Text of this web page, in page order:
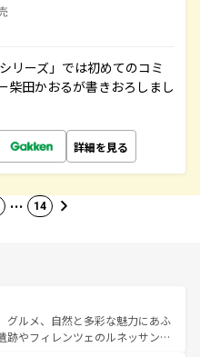
リーズ」では初めてのコミ
柴田かおるが書きおろしまし
詳細を見る
… 14
グルメ、自然と多彩な魅力にあふ
跡やフィレンツェのルネッサンス